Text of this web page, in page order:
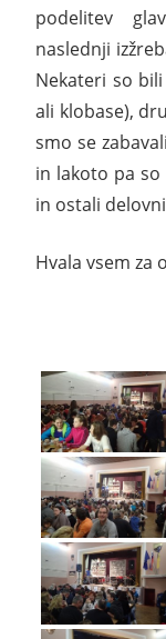
podelitev
naslednji
Nekateri so
ali klobase),
smo se
in lakoto pa so
in ostali
Hvala vsem za